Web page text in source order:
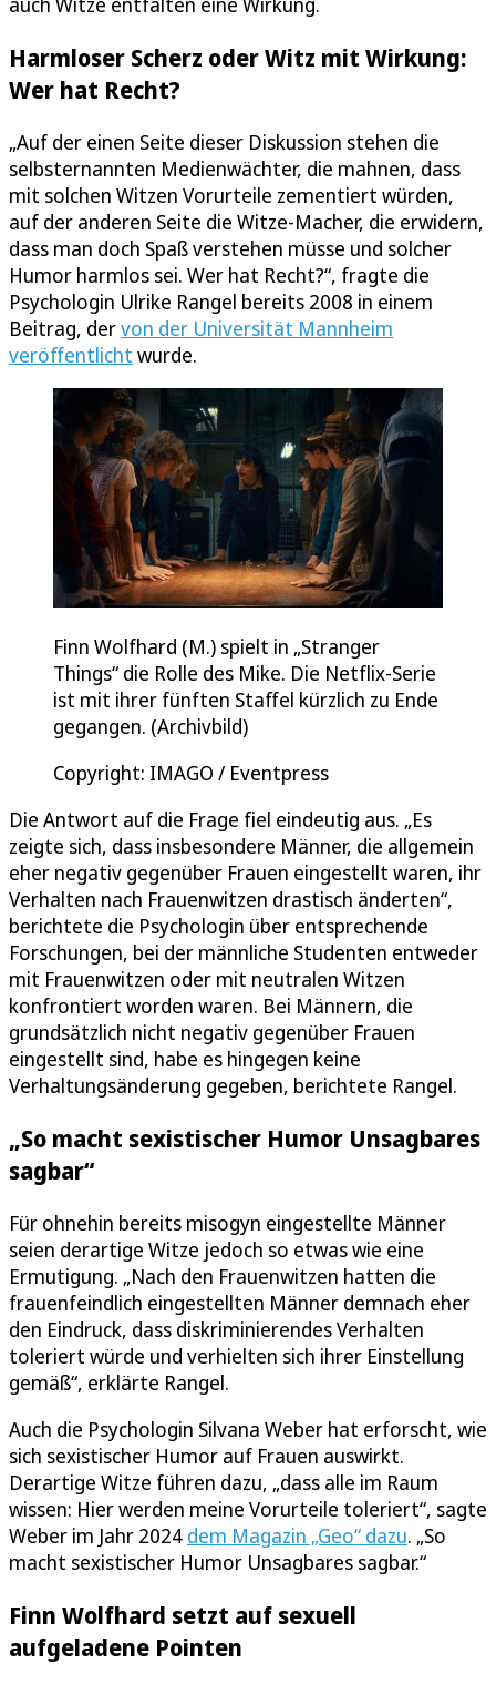
Harmloser Scherz oder Witz mit Wirkung:
Wer hat Recht?
„Auf der einen Seite dieser Diskussion stehen die
selbsternannten Medienwächter, die mahnen, dass
mit solchen Witzen Vorurteile zementiert würden,
auf der anderen Seite die Witze-Macher, die erwidern,
dass man doch Spaß verstehen müsse und solcher
Humor harmlos sei. Wer hat Recht?“, fragte die
Psychologin Ulrike Rangel bereits 2008 in einem
Beitrag, dervon der Universität Mannheim
veröffentlicht wurde.
Finn Wolfhard (M.) spielt in „Stranger
Things“ die Rolle des Mike. Die Netflix-Serie
ist mit ihrer fünften Staffel kürzlich zu Ende
gegangen. (Archivbild)
Copyright: IMAGO / Eventpress
Die Antwort auf die Frage fiel eindeutig aus. „Es
zeigte sich, dass insbesondere Männer, die allgemein
eher negativ gegenüber Frauen eingestellt waren, ihr
Verhalten nach Frauenwitzen drastisch änderten“,
berichtete die Psychologin über entsprechende
Forschungen, bei der männliche Studenten entweder
mit Frauenwitzen oder mit neutralen Witzen
konfrontiert worden waren. Bei Männern, die
grundsätzlich nicht negativ gegenüber Frauen
eingestellt sind, habe es hingegen keine
Verhaltungsänderung gegeben, berichtete Rangel.
„So macht sexistischer Humor Unsagbares
sagbar“
Für ohnehin bereits misogyn eingestellte Männer
seien derartige Witze jedoch so etwas wie eine
Ermutigung. „Nach den Frauenwitzen hatten die
frauenfeindlich eingestellten Männer demnach eher
den Eindruck, dass diskriminierendes Verhalten
toleriert würde und verhielten sich ihrer Einstellung
gemäß“, erklärte Rangel.
Auch die Psychologin Silvana Weber hat erforscht, wie
sich sexistischer Humor auf Frauen auswirkt.
Derartige Witze führen dazu, „dass alle im Raum
wissen: Hier werden meine Vorurteile toleriert“, sagte
Weber im Jahr 2024 dem Magazin „Geo“ dazu. „So
macht sexistischer Humor Unsagbares sagbar.“
Finn Wolfhard setzt auf sexuell
aufgeladene Pointen